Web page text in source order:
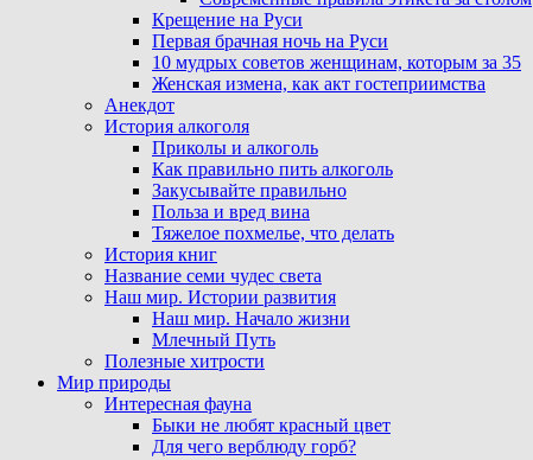
Крещение на Руси
Первая брачная ночь на Руси
10 мудрых советов женщинам, которым за 35
Женская измена, как акт гостеприимства
Анекдот
История алкоголя
Приколы и алкоголь
Как правильно пить алкоголь
Закусывайте правильно
Польза и вред вина
Тяжелое похмелье, что делать
История книг
Название семи чудес света
Наш мир. Истории развития
Наш мир. Начало жизни
Млечный Путь
Полезные хитрости
Мир природы
Интересная фауна
Быки не любят красный цвет
Для чего верблюду горб?